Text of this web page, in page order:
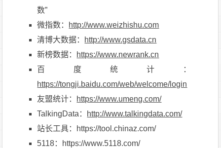
数”
微指数： http://www.weizhishu.com
清博大数据： http://www.gsdata.cn
新榜数据： https://www.newrank.cn
百度统计：
https://tongji.baidu.com/web/welcome/login
友盟统计： https://www.umeng.com/
TalkingData： http://www.talkingdata.com/
站长工具：https://tool.chinaz.com/
5118：https://www.5118.com/